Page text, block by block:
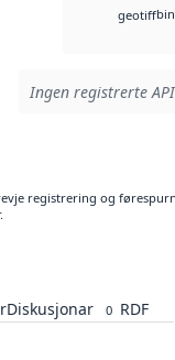
geotiffbin
Ingen registrerte
registrering og
Diskusjonar 0 RDF